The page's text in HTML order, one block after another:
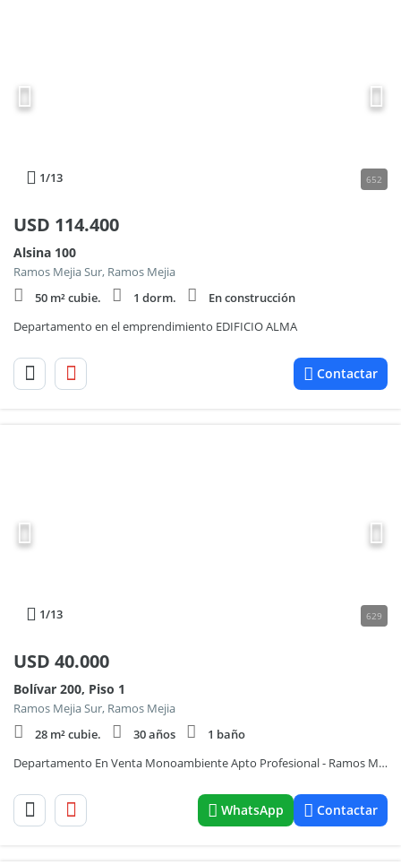
1/13 652
USD 114.400
Alsina 100
Ramos Mejia Sur, Ramos Mejia
50 m² cubie.
1 dorm.
En construcción
Departamento en el emprendimiento EDIFICIO ALMA
Contactar
1/13 629
USD 40.000
Bolívar 200, Piso 1
Ramos Mejia Sur, Ramos Mejia
28 m² cubie.
30 años
1 baño
Departamento En Venta Monoambiente Apto Profesional - Ramos Mejia Centro
WhatsApp Contactar